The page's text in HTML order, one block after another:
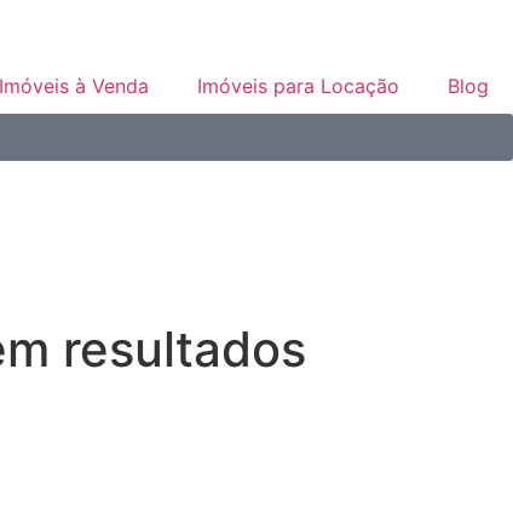
Imóveis à Venda Imóveis para Locação Blog
resultados